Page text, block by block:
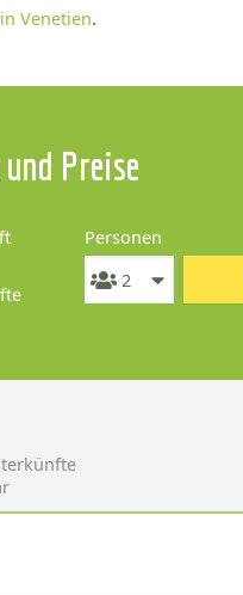
Venetien.
Preise
Personen